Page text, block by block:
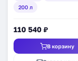
200 л
110 540 ₽
В корзину